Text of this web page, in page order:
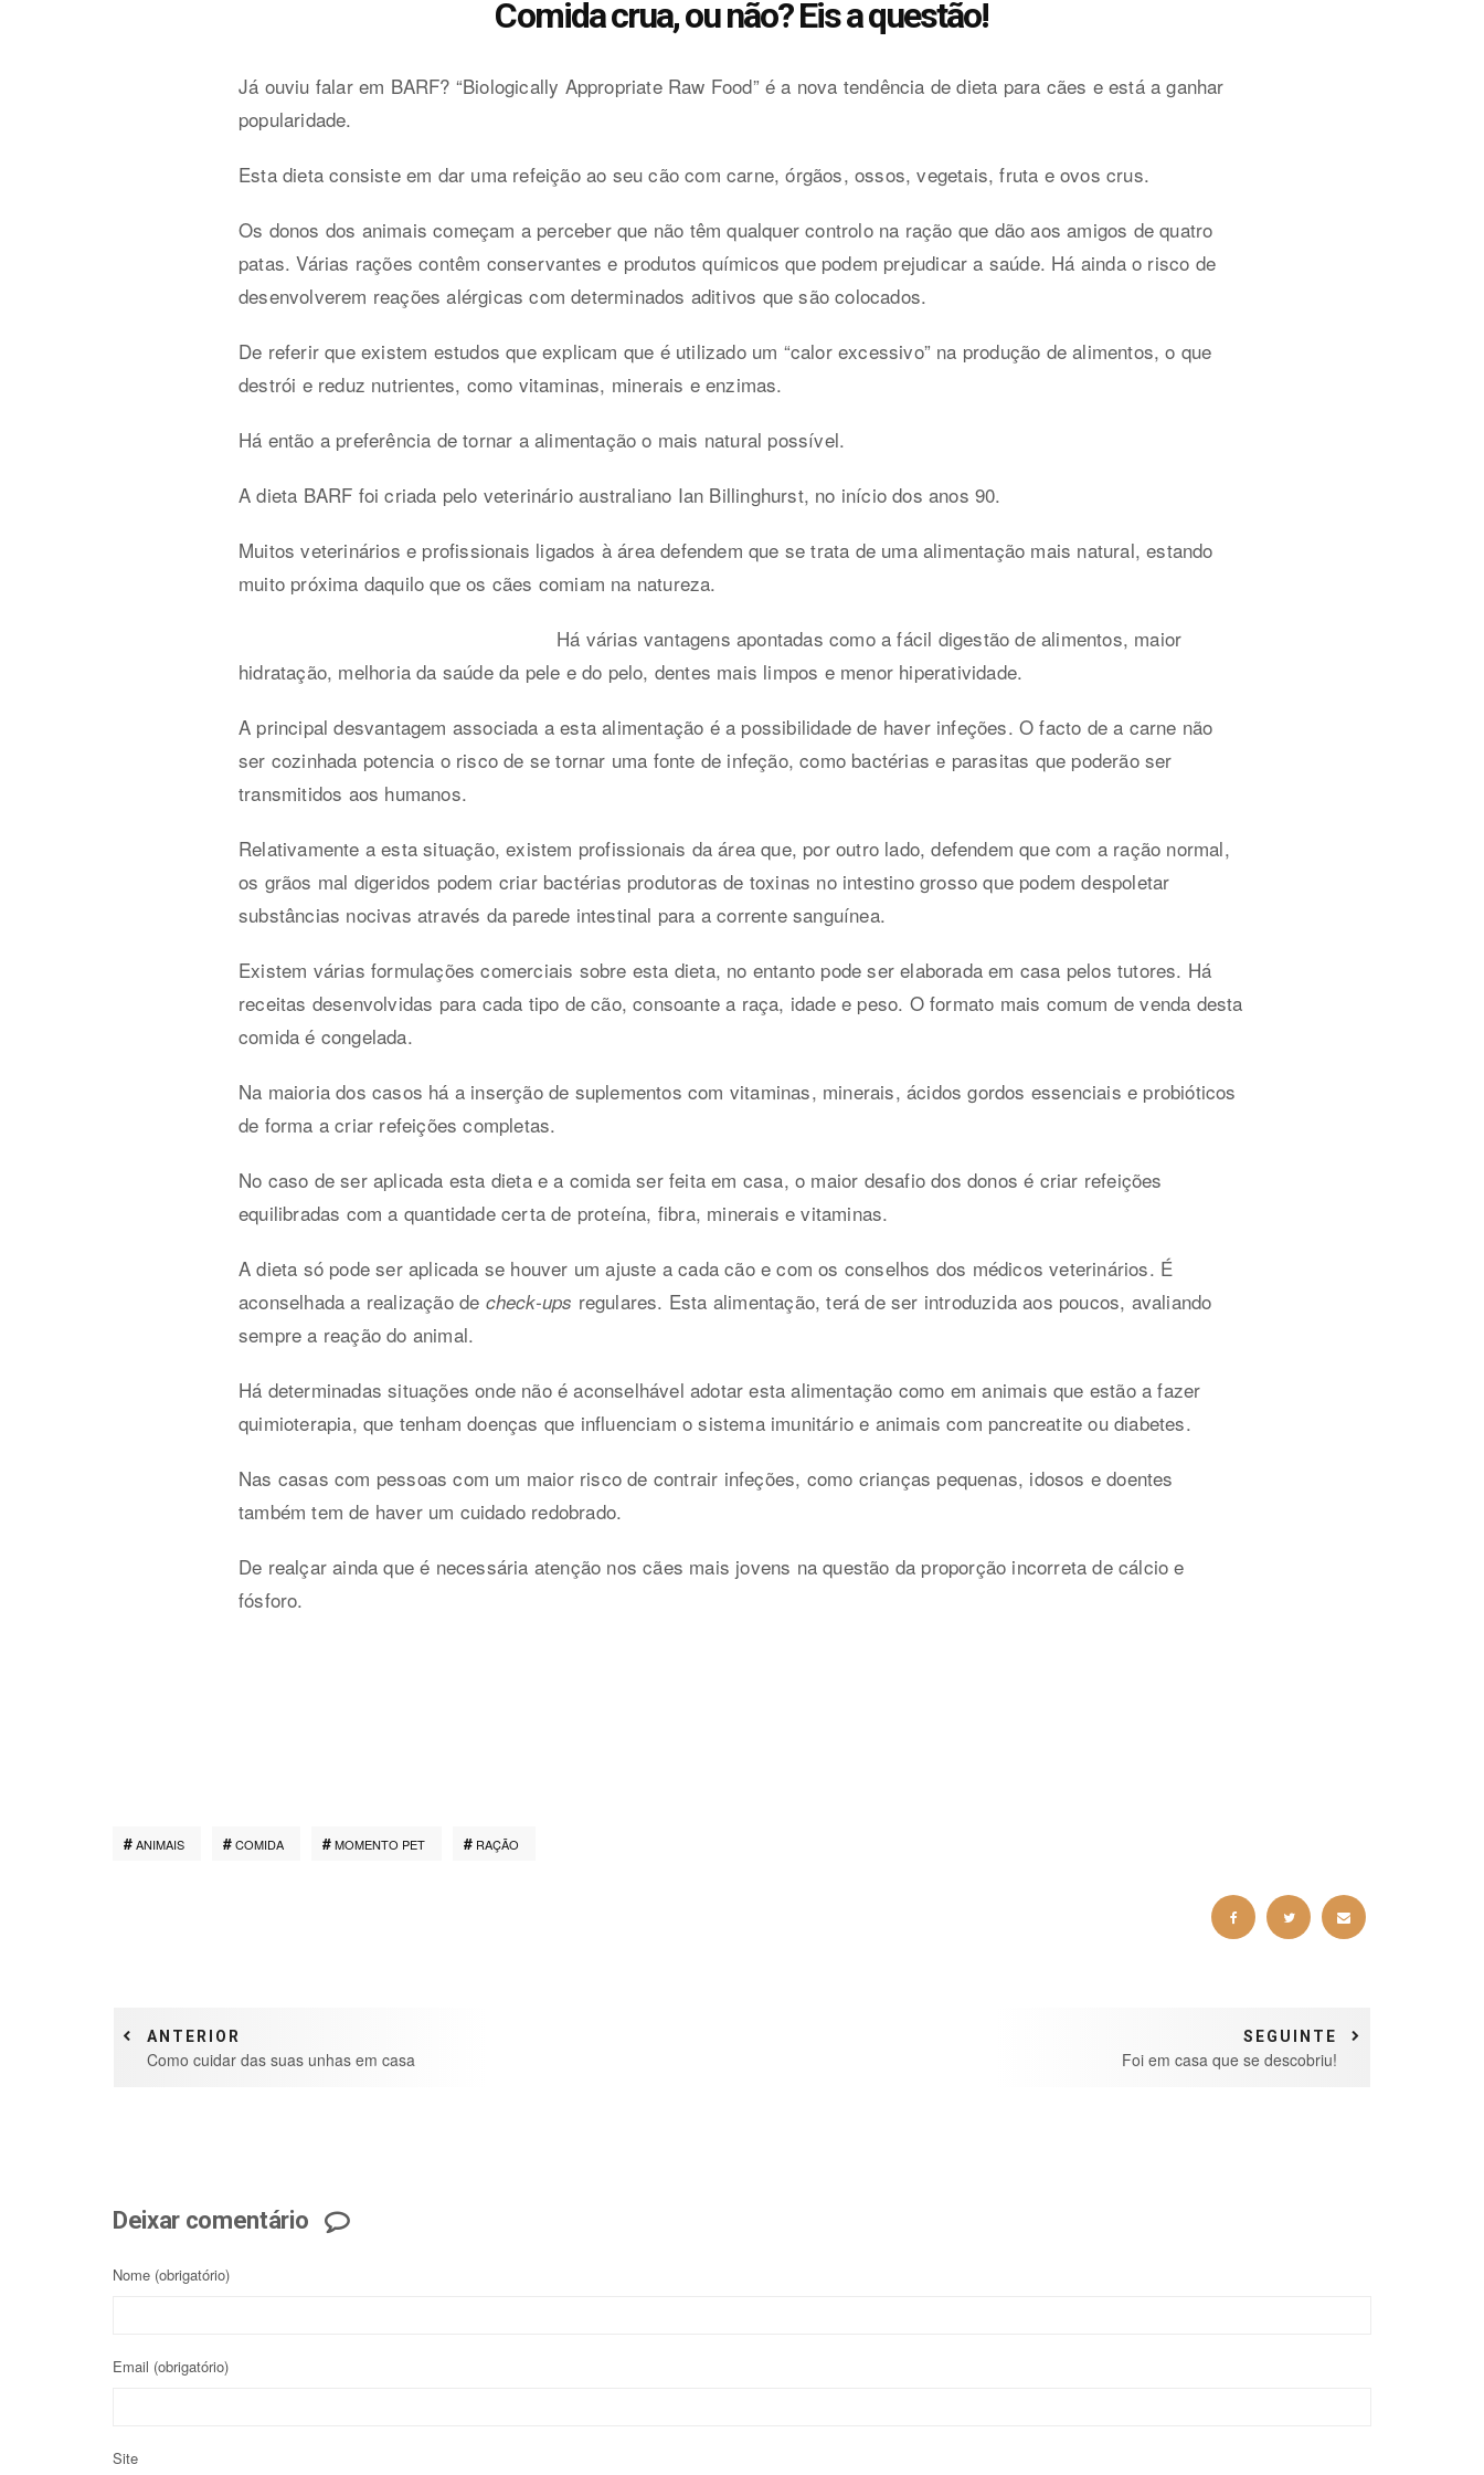
Comida crua, ou não? Eis a questão!
Já ouviu falar em BARF? “Biologically Appropriate Raw Food” é a nova tendência de dieta para cães e está a ganhar
popularidade.
Esta dieta consiste em dar uma refeição ao seu cão com carne, órgãos, ossos, vegetais, fruta e ovos crus.
Os donos dos animais começam a perceber que não têm qualquer controlo na ração que dão aos amigos de quatro
patas. Várias rações contêm conservantes e produtos químicos que podem prejudicar a saúde. Há ainda o risco de
desenvolverem reações alérgicas com determinados aditivos que são colocados.
De referir que existem estudos que explicam que é utilizado um “calor excessivo” na produção de alimentos, o que
destrói e reduz nutrientes, como vitaminas, minerais e enzimas.
Há então a preferência de tornar a alimentação o mais natural possível.
A dieta BARF foi criada pelo veterinário australiano Ian Billinghurst, no início dos anos 90.
Muitos veterinários e profissionais ligados à área defendem que se trata de uma alimentação mais natural, estando
muito próxima daquilo que os cães comiam na natureza.
Há várias vantagens apontadas como a fácil digestão de alimentos, maior
hidratação, melhoria da saúde da pele e do pelo, dentes mais limpos e menor hiperatividade.
A principal desvantagem associada a esta alimentação é a possibilidade de haver infeções. O facto de a carne não
ser cozinhada potencia o risco de se tornar uma fonte de infeção, como bactérias e parasitas que poderão ser
transmitidos aos humanos.
Relativamente a esta situação, existem profissionais da área que, por outro lado, defendem que com a ração normal,
os grãos mal digeridos podem criar bactérias produtoras de toxinas no intestino grosso que podem despoletar
substâncias nocivas através da parede intestinal para a corrente sanguínea.
Existem várias formulações comerciais sobre esta dieta, no entanto pode ser elaborada em casa pelos tutores. Há
receitas desenvolvidas para cada tipo de cão, consoante a raça, idade e peso. O formato mais comum de venda desta
comida é congelada.
Na maioria dos casos há a inserção de suplementos com vitaminas, minerais, ácidos gordos essenciais e probióticos
de forma a criar refeições completas.
No caso de ser aplicada esta dieta e a comida ser feita em casa, o maior desafio dos donos é criar refeições
equilibradas com a quantidade certa de proteína, fibra, minerais e vitaminas.
A dieta só pode ser aplicada se houver um ajuste a cada cão e com os conselhos dos médicos veterinários. É
aconselhada a realização de check-ups regulares. Esta alimentação, terá de ser introduzida aos poucos, avaliando
sempre a reação do animal.
Há determinadas situações onde não é aconselhável adotar esta alimentação como em animais que estão a fazer
quimioterapia, que tenham doenças que influenciam o sistema imunitário e animais com pancreatite ou diabetes.
Nas casas com pessoas com um maior risco de contrair infeções, como crianças pequenas, idosos e doentes
também tem de haver um cuidado redobrado.
De realçar ainda que é necessária atenção nos cães mais jovens na questão da proporção incorreta de cálcio e
fósforo.
ANIMAIS COMIDA MOMENTO PET RAÇÃO
ANTERIOR
Como cuidar das suas unhas em casa
SEGUINTE
Foi em casa que se descobriu!
Deixar comentário
Nome (obrigatório)
Email (obrigatório)
Site